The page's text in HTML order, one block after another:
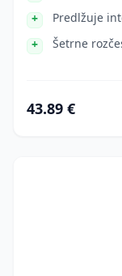
Predlžuje
Šetrne
43.89 €